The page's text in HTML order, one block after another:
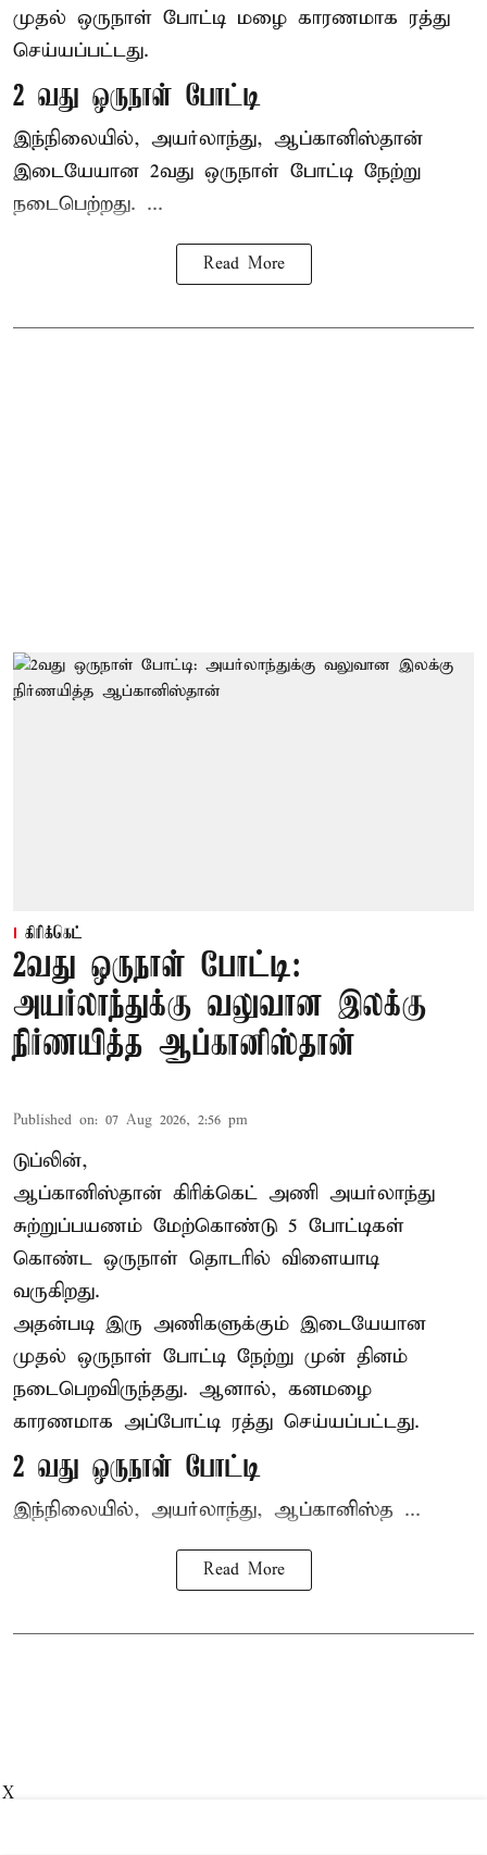
முதல் ஒருநாள் போட்டி மழை காரணமாக ரத்து
செய்யப்பட்டது.
2 வது ஒருநாள் போட்டி
இந்நிலையில், அயர்லாந்து, ஆப்கானிஸ்தான்
இடையேயான 2வது ஒருநாள் போட்டி நேற்று
நடைபெற்றது. ...
Read More
கிரிக்கெட்
2வது ஒருநாள் போட்டி:
அயர்லாந்துக்கு வலுவான இலக்கு
நிர்ணயித்த ஆப்கானிஸ்தான்
Published on: 07 Aug 2026, 2:56 pm
டுப்லின்,
ஆப்கானிஸ்தான் கிரிக்கெட் அணி அயர்லாந்து
சுற்றுப்பயணம் மேற்கொண்டு 5 போட்டிகள்
கொண்ட ஒருநாள் தொடரில் விளையாடி
வருகிறது.
அதன்படி இரு அணிகளுக்கும் இடையேயான
முதல் ஒருநாள் போட்டி நேற்று முன் தினம்
நடைபெறவிருந்தது. ஆனால், கனமழை
காரணமாக அப்போட்டி ரத்து செய்யப்பட்டது.
2 வது ஒருநாள் போட்டி
இந்நிலையில், அயர்லாந்து, ஆப்கானிஸ்த ...
Read More
X